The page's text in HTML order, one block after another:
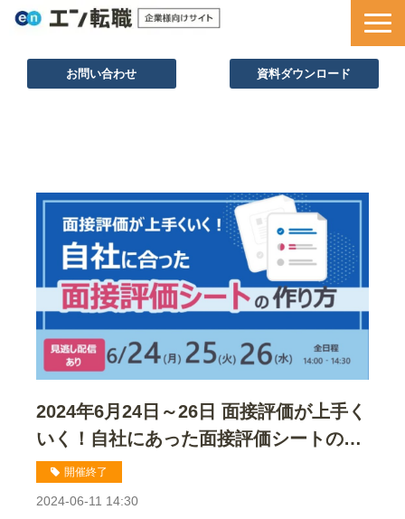
お問い合わせ 資料ダウンロード
セミナー情報
お役立ち資料
2024年6月24日～26日 面接評価が上手く
いく！自社にあった面接評価シートの作
り方セミナー
開催終了
2024-06-11 14:30